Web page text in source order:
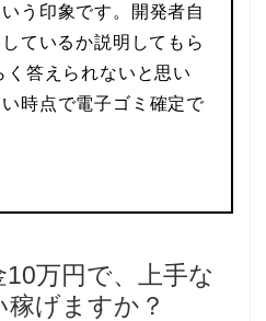
う印象です。開発者自
ているか説明してもら
く答えられないと思い
時点で電子ゴミ確定で
10万円で、上手な
げますか？